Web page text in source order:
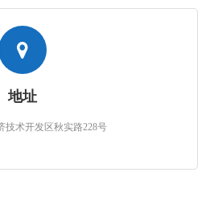
地址
技术开发区秋实路228号